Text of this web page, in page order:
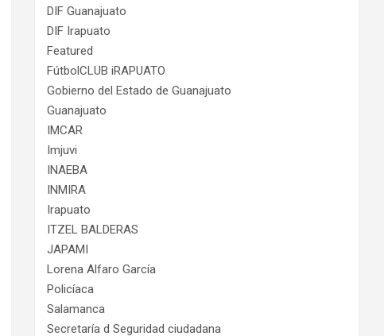
DIF Guanajuato
DIF Irapuato
Featured
FútbolCLUB iRAPUATO
Gobierno del Estado de Guanajuato
Guanajuato
IMCAR
Imjuvi
INAEBA
INMIRA
Irapuato
ITZEL BALDERAS
JAPAMI
Lorena Alfaro García
Policíaca
Salamanca
Secretaría d Seguridad ciudadana